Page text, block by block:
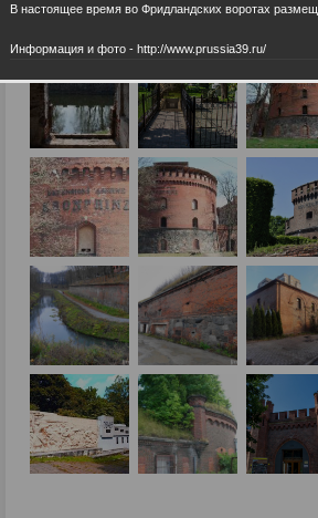
В настоящее время во Фридландских воротах
Информация и фото - http://www.prussia39.ru/